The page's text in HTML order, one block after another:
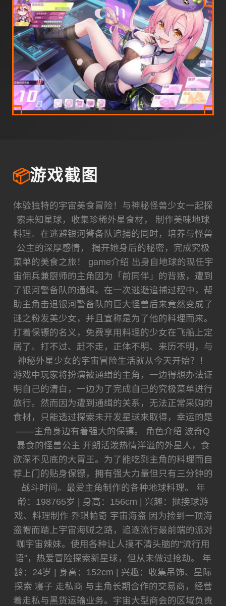
📦游戏截图
体验独特的宇宙美食冒险！与神秘怪兽少女一起探
索未知星球，收集珍稀外星食材， 制作美味地球
料理。在逃避银河警备队追捕的同时，培养与怪兽
公主的深厚感情， 揭开她身后的秘密，完成究极
菜单的美食之旅！ game介绍 出身自地球的现任宇
宙佣兵兼厨师的主角因为「前同伴」的背叛，遭到
了银河警备队的通缉。在一次逃避追捕过程中，帮
助主角击退银河警备队的巨大怪兽后来竟然变成了
谜之粉发美少女，并且宣称是为了他的料理而来。
打着保镖的名义，免费享用料理的少女在飞船上定
居了。打不过、赶不走，正体不明、来历不明，与
神秘外星少女的宇宙冒险生活就从今天开始？！
游戏中玩家将扮演被通缉的主角，一边得想办法证
明自己的清白，一边为了完成自己的究极菜单进行
旅行。然而因为遭到通缉的关系，无法正常采购的
食材，只能透过探索未开发星球来取得，幸运的是
——主角身边有着强大的保镖。 角色介绍 波奇Q
暴食的怪兽公主 开朗活泼热情洋溢的外星人，食
欲深不见底的大胃王。为了能吃到主角的料理而自
荐上门的贴身保镖，拥有强大力量但只有三分钟的
战斗时间。最爱主角制作的各种地球料理。 年
龄：198765岁 | 身高：156cm | 兴趣：抛接球游
戏、料理制作 乔琪帕奇 宇宙海盗 因为捡到一顶海
盗帽而踏上宇宙海贼之路，追逐流行最前端的派对
咖宇宙辣妹。使用各种让人摸不清头脑的"流行用
语"，热爱冒险探索新星球，但从未做过抢劫。 年
龄：24岁 | 身高：152cm | 兴趣：收集吊饰、星际
探索 寝子 走私商 与主角长期合作的交易商，经营
着走私与黑货运输业务。宇宙大型商会的区域负责